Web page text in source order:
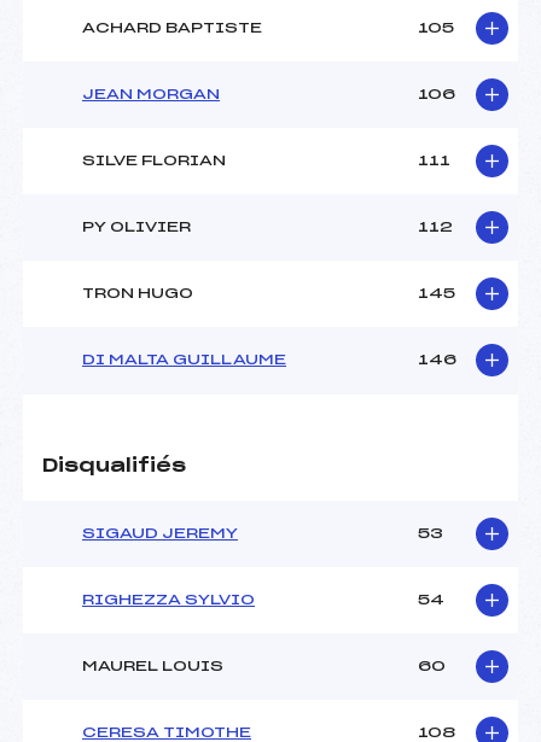
ACHARD BAPTISTE 105
JEAN MORGAN 106
SILVE FLORIAN 111
PY OLIVIER 112
TRON HUGO 145
DI MALTA GUILLAUME 146
Disqualifiés
SIGAUD JEREMY 53
RIGHEZZA SYLVIO 54
MAUREL LOUIS 60
CERESA TIMOTHE 108